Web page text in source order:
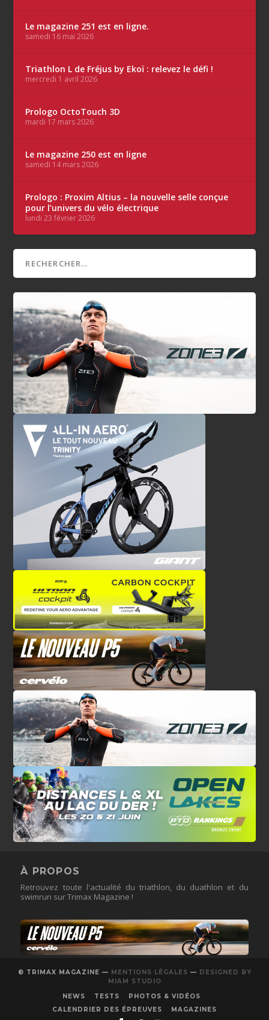
Le magazine 251 est en ligne.
samedi 16 mai 2026
Triathlon L de Fréjus by Ekoï : relevez le défi !
mercredi 1 avril 2026
Prologo OctoTouch 3D
mardi 17 mars 2026
Le magazine 250 est en ligne
samedi 14 mars 2026
Prologo : Proxim Altius – la nouvelle selle conçue
pour l’univers du vélo électrique
lundi 23 février 2026
À PROPOS
Retrouvez toute l'actualité du triathlon, du duathlon et du
swimrun sur Trimax Magazine !
© TRIMAX MAGAZINE — MENTIONS LÉGALES — DESIGNED BY
MIAM STUDIO
NEWS
TESTS
PHOTOS & VIDÉOS
CALENDRIER DES ÉPREUVES
MAGAZINES